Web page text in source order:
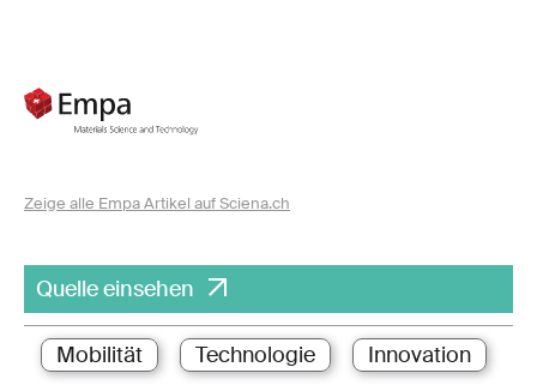
Zeige alle Empa Artikel auf Sciena.ch
Quelle einsehen
Mobilität Technologie Innovation